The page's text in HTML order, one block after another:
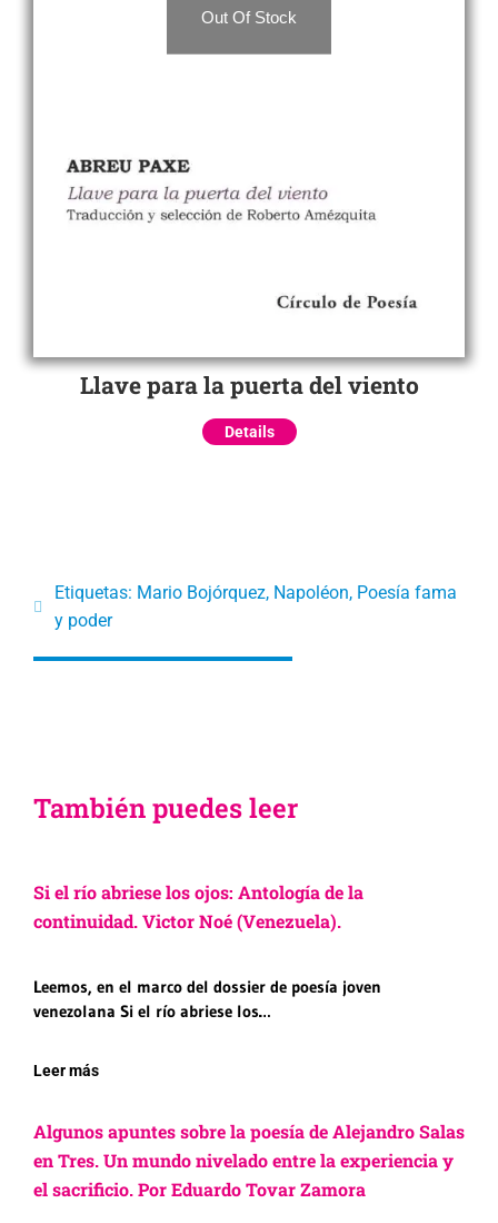
Out Of Stock
Llave para la puerta del viento
Details
Etiquetas: Mario Bojórquez, Napoléon, Poesía fama
y poder
También puedes leer
Si el río abriese los ojos: Antología de la
continuidad. Victor Noé (Venezuela).
Leemos, en el marco del dossier de poesía joven
venezolana Si el río abriese los…
Leer más
Algunos apuntes sobre la poesía de Alejandro Salas
en Tres. Un mundo nivelado entre la experiencia y
el sacrificio. Por Eduardo Tovar Zamora